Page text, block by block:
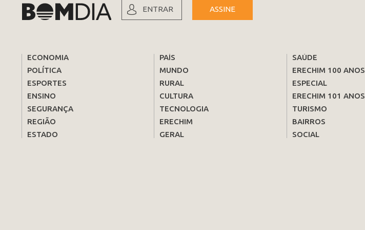
ENTRAR ASSINE
ECONOMIA
POLÍTICA
ESPORTES
ENSINO
SEGURANÇA
REGIÃO
ESTADO
PAÍS
MUNDO
RURAL
CULTURA
TECNOLOGIA
ERECHIM
GERAL
SAÚDE
ERECHIM 100 ANOS
ESPECIAL
ERECHIM 101 ANOS
TURISMO
BAIRROS
SOCIAL